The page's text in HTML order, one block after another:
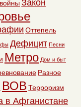
Закон
Оттепель
Дефицит Песни
Метро Дом и быт
Разное
ВОВ Терроризм
в Афганистане